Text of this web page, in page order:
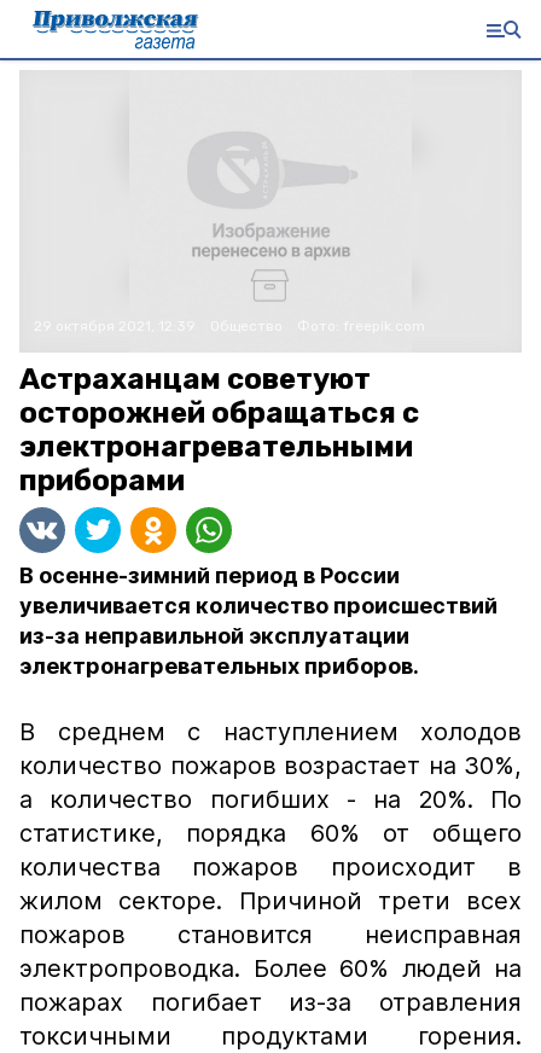
Астраханцам советуют
осторожней обращаться с
электронагревательными
приборами
В осенне-зимний период в России
увеличивается количество происшествий
из-за неправильной эксплуатации
электронагревательных приборов.
В среднем с наступлением холодов
количество пожаров возрастает на 30%,
а количество погибших - на 20%. По
статистике, порядка 60% от общего
количества пожаров происходит в
жилом секторе. Причиной трети всех
пожаров становится неисправная
электропроводка. Более 60% людей на
пожарах погибает из-за отравления
токсичными продуктами горения.